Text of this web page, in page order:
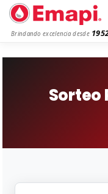
Brindando excelencia desde
Sorteo